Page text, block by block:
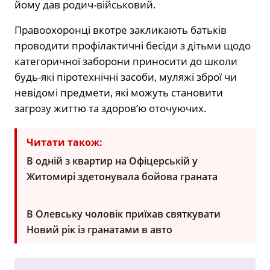
йому дав родич-військовий.
Правоохоронці вкотре закликають батьків
проводити профілактичні бесіди з дітьми щодо
категоричної заборони приносити до школи
будь-які піротехнічні засоби, муляжі зброї чи
невідомі предмети, які можуть становити
загрозу життю та здоров’ю оточуючих.
Читати також:
В одній з квартир на Офіцерській у
Житомирі здетонувала бойова граната
В Олевську чоловік приїхав святкувати
Новий рік із гранатами в авто